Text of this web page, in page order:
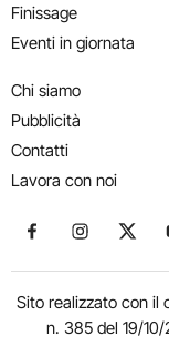
Finissage
Eventi in giornata
Chi siamo
Pubblicità
Contatti
Lavora con noi
Seguici suSeguici su
Sito realizzato con il
n. 385 del 19/